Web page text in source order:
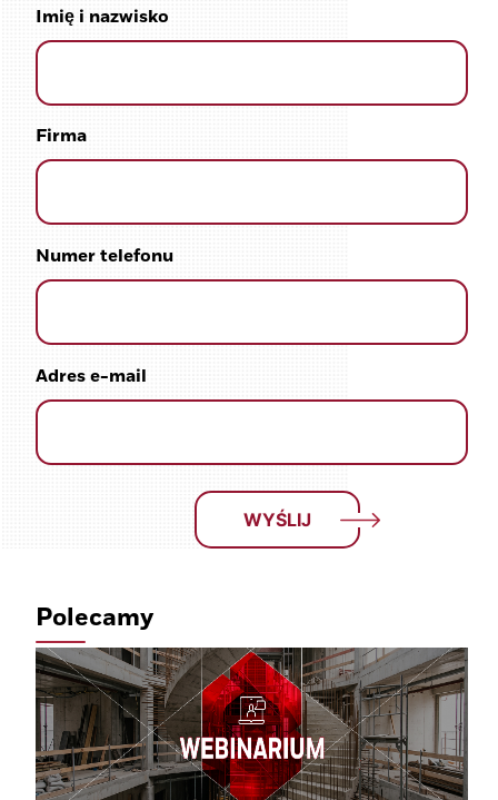
Imię i nazwisko
Firma
Numer telefonu
Adres e-mail
Polecamy